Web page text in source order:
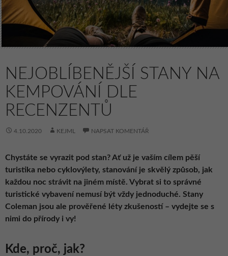
NEJOBLÍBENĚJŠÍ STANY NA
KEMPOVÁNÍ DLE
RECENZENTŮ
4.10.2020 KEJML NAPSAT KOMENTÁŘ
Chystáte se vyrazit pod stan? Ať už je vaším cílem pěší
turistika nebo cyklovýlety, stanování je skvělý způsob, jak
každou noc strávit na jiném místě. Vybrat si to správné
turistické vybavení nemusí být vždy jednoduché. Stany
Coleman jsou ale prověřené léty zkušeností – vydejte se s
nimi do přírody i vy!
Kde, proč, jak?